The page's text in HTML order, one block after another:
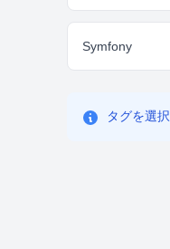
Symfony
タグを選